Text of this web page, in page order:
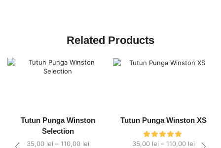
Related Products
Tutun Punga Winston
Selection
35,00 lei – 110,00 lei
Tutun Punga Winston XS
35,00 lei – 110,00 lei